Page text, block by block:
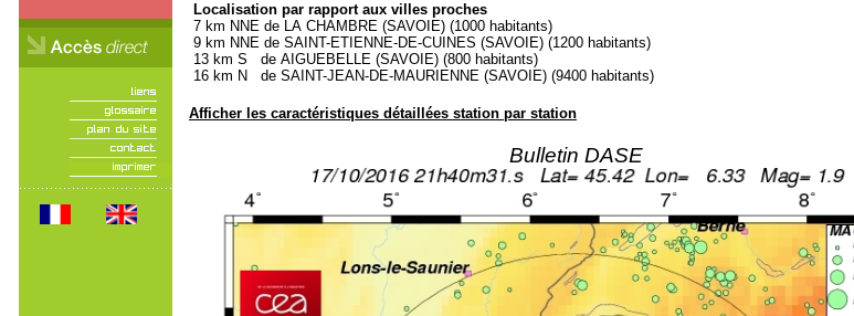
Localisation par rapport aux villes proches
7 km NNE de LA CHAMBRE (SAVOIE) (1000 habitants)
9 km NNE de SAINT-ETIENNE-DE-CUINES (SAVOIE) (1200 habitants)
13 km S de AIGUEBELLE (SAVOIE) (800 habitants)
16 km N de SAINT-JEAN-DE-MAURIENNE (SAVOIE) (9400 habitants)
Afficher les caractéristiques détaillées station par station
Bulletin DASE